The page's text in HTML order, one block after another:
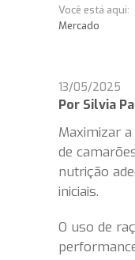
Você está aqui:
Mercado
13/05/2025
Por Silvia
Maximizar
de
nutrição
iniciais.
O uso de